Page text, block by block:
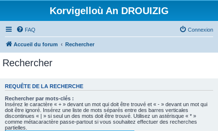
Korvigelloù An DROUIZIG
FAQ Connexion
Accueil du forum Rechercher
Rechercher
REQUÊTE DE LA RECHERCHE
Rechercher par mots-clés :
Insérez le caractère « + » devant un mot qui doit être trouvé et « - » devant un mot qui
doit être ignoré. Insérez une liste de mots séparés entre des barres verticales
discontinues « | » si seul un des mots doit être trouvé. Utilisez un astérisque « * »
comme métacaractère passe-partout si vous souhaitez effectuer des recherches
partielles.